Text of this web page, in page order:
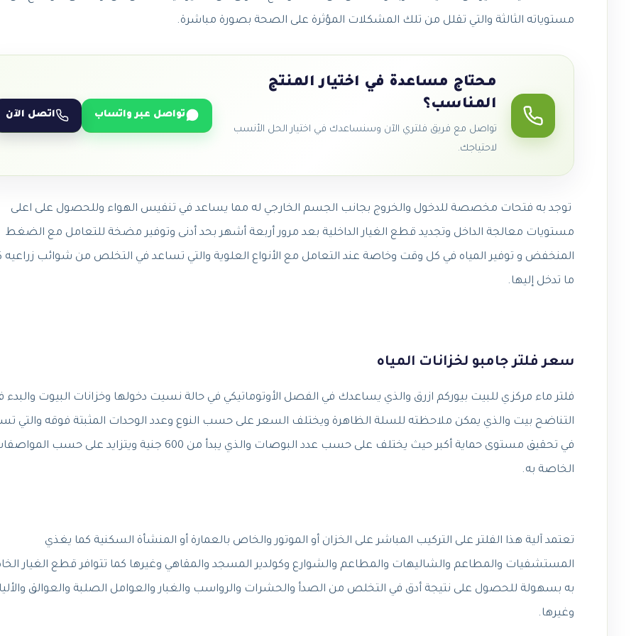
مستوياته الثالثة والتي تقلل من تلك المشكلات المؤثرة على الصحة بصورة مباشرة.
محتاج مساعدة في اختيار المنتج
المناسب؟
تواصل مع فريق فلتري الآن وسنساعدك في اختيار الحل الأنسب
لاحتياجك.
تواصل عبر واتساب اتصل الآن
توجد به فتحات مخصصة للدخول والخروج بجانب الجسم الخارجي له مما يساعد في تنفيس الهواء وللحصول على اعلى
مستويات معالجة الداخل وتجديد قطع الغيار الداخلية بعد مرور أربعة أشهر بحد أدنى وتوفير مضخة للتعامل مع الضغط
المنخفض و توفير المياه في كل وقت وخاصة عند التعامل مع الأنواع العلوية والتي تساعد في التخلص من شوائب زراعيه
ما تدخل إليها.
سعر فلتر جامبو لخزانات المياه
فلتر ماء مركزي للبيت بيوركم ازرق والذي يساعدك في الفصل الأوتوماتيكي في حالة نسيت دخولها وخزانات البيوت والبدء
التناضح بيت والذي يمكن ملاحظته للسلة الظاهرة ويختلف السعر على حسب النوع وعدد الوحدات المثبتة فوقه والتي
في تحقيق مستوى حماية أكبر حيث يختلف على حسب عدد البوصات والذي يبدأ من 600 جنية ويتزايد على حسب
الخاصة به.
تعتمد آلية هذا الفلتر على التركيب المباشر على الخزان أو الموتور والخاص بالعمارة أو المنشأة السكنية كما يغذي
المستشفيات والمطاعم والشاليهات والمطاعم والشوارع وكولدير المسجد والمقاهي وغيرها كما تتوافر قطع الغيار
به بسهولة للحصول على نتيجة أدق في التخلص من الصدأ والحشرات والرواسب والغبار والعوامل الصلبة والعوالق
وغيرها.